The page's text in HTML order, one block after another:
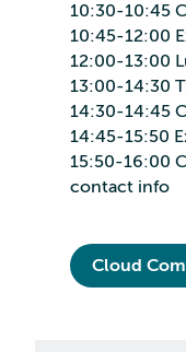
10:30-10:45
10:45-12:00
12:00-13:00
13:00-14:30
14:30-14:45
14:45-15:50
15:50-16:00
contact info
Cloud